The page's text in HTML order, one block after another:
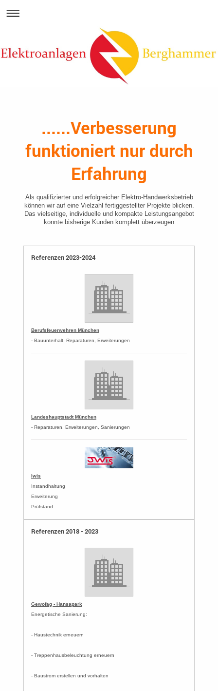
......Verbesserung
funktioniert nur durch
Erfahrung
Als qualifizierter und erfolgreicher Elektro-Handwerksbetrieb
können wir auf eine Vielzahl fertiggestellter Projekte blicken.
Das vielseitige, individuelle und kompakte Leistungsangebot
konnte bisherige Kunden komplett überzeugen
Referenzen 2023-2024
Berufsfeuerwehren München
- Bauunterhalt, Reparaturen, Erweiterungen
Landeshauptstadt München
- Reparaturen, Erweiterungen, Sanierungen
Iwis
Instandhaltung
Erweiterung
Prüfstand
Referenzen 2018 - 2023
Gewofag - Hansapark
Energetische Sanierung:
- Haustechnik erneuern
- Treppenhausbeleuchtung erneuern
- Baustrom erstellen und vorhalten